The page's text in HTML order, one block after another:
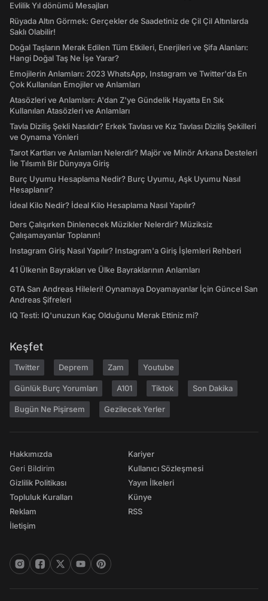
Evlilik Yıl dönümü Mesajları
Rüyada Altın Görmek: Gerçekler de Saadetiniz de Çil Çil Altınlarda
Saklı Olabilir!
Doğal Taşların Merak Edilen Tüm Etkileri, Enerjileri ve Şifa Alanları:
Hangi Doğal Taş Ne İşe Yarar?
Emojilerin Anlamları: 2023 WhatsApp, Instagram ve Twitter'da En
Çok Kullanılan Emojiler ve Anlamları
Atasözleri ve Anlamları: A'dan Z'ye Gündelik Hayatta En Sık
Kullanılan Atasözleri ve Anlamları
Tavla Diziliş Şekli Nasıldır? Erkek Tavlası ve Kız Tavlası Diziliş Şekilleri
ve Oynama Yönleri
Tarot Kartları ve Anlamları Nelerdir? Majör ve Minör Arkana Desteleri
İle Tılsımlı Bir Dünyaya Giriş
Burç Uyumu Hesaplama Nedir? Burç Uyumu, Aşk Uyumu Nasıl
Hesaplanır?
İdeal Kilo Nedir? İdeal Kilo Hesaplama Nasıl Yapılır?
Ders Çalışırken Dinlenecek Müzikler Nelerdir? Müziksiz
Çalışamayanlar Toplanın!
Instagram Giriş Nasıl Yapılır? Instagram'a Giriş İşlemleri Rehberi
41 Ülkenin Bayrakları ve Ülke Bayraklarının Anlamları
GTA San Andreas Hileleri! Oynamaya Doyamayanlar İçin Güncel San
Andreas Şifreleri
IQ Testi: IQ'unuzun Kaç Olduğunu Merak Ettiniz mi?
Keşfet
Twitter Deprem Zam Youtube
Günlük Burç Yorumları A101 Tiktok Son Dakika
Bugün Ne Pişirsem Gezilecek Yerler
Hakkımızda
Geri Bildirim
Gizlilik Politikası
Topluluk Kuralları
Reklam
İletişim
Kariyer
Kullanıcı Sözleşmesi
Yayın İlkeleri
Künye
RSS